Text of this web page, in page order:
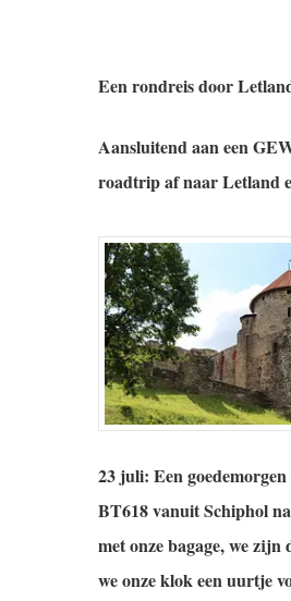
Hit enter to search or
Een rondreis door
Aansluitend aan een
roadtrip af naar Letland
23 juli: Een
BT618 vanuit Schiphol
met onze bagage, we
we onze klok een uurtje